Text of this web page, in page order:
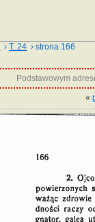
›T. 24 › strona 166
Podstawowym
«